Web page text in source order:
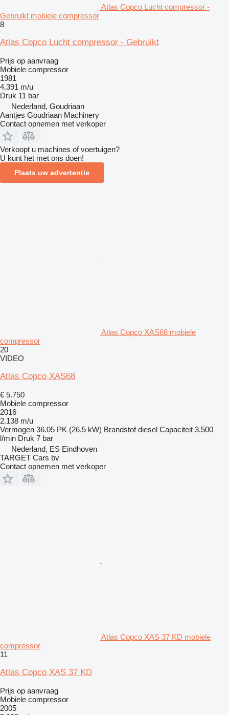
Atlas Copco Lucht compressor -
Gebruikt mobiele compressor
8
Atlas Copco Lucht compressor - Gebruikt
Prijs op aanvraag
Mobiele compressor
1981
4.391 m/u
Druk 11 bar
Nederland, Goudriaan
Aantjes Goudriaan Machinery
Contact opnemen met verkoper
Verkoopt u machines of voertuigen?
U kunt het met ons doen!
Plaats uw advertentie
Atlas Copco XAS68 mobiele
compressor
20
VIDEO
Atlas Copco XAS68
€ 5.750
Mobiele compressor
2016
2.138 m/u
Vermogen 36.05 PK (26.5 kW) Brandstof diesel Capaciteit 3.500
l/min Druk 7 bar
Nederland, ES Eindhoven
TARGET Cars bv
Contact opnemen met verkoper
Atlas Copco XAS 37 KD mobiele
compressor
11
Atlas Copco XAS 37 KD
Prijs op aanvraag
Mobiele compressor
2005